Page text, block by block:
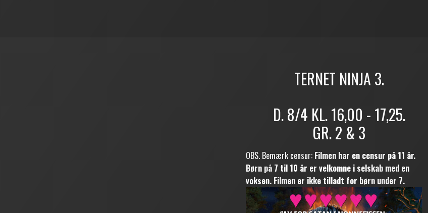
TERNET NINJA 3.
D. 8/4 KL. 16,00 - 17,25.
GR. 2 & 3
OBS. Bemærk censur: Filmen har en censur på 11 år.
Børn på 7 til 10 år er velkomne i selskab med en
voksen. Filmen er ikke tilladt for børn under 7.